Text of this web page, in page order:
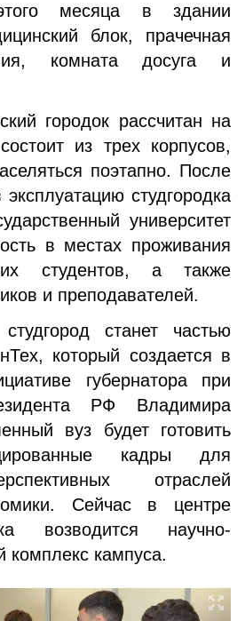
месяца в здании
блок, прачечная
комната досуга и
городок рассчитан на
из трех корпусов,
поэтапно. После
студгородка
университет
в местах проживания
студентов, а также
и преподавателей.
станет частью
который создается в
губернатора при
РФ Владимира
вуз будет готовить
кадры для
отраслей
Сейчас в центре
возводится научно-
комплекс кампуса.